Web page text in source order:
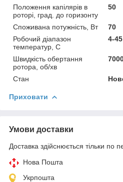
Положення капілярів в
роторі, град. до горизонту
50
Споживана потужність, Вт
70
Робочий діапазон
температур, С
4-45
Швидкість обертання
ротора, об/хв
Стан
Приховати
Умови доставки
Доставка здійснюється тільки по
Нова Пошта
Укрпошта